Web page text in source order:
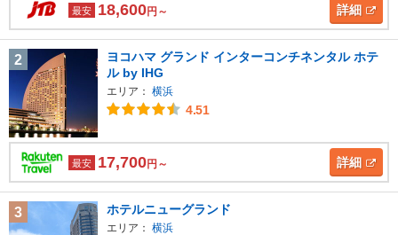
最安 18,600円～ 詳細
2
ヨコハマ グランド インターコンチネンタル ホテ
ル by IHG
エリア： 横浜
4.51
最安 17,700円～ 詳細
3 ホテルニューグランド
エリア： 横浜